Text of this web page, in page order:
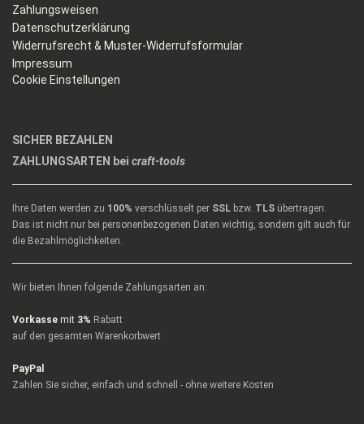
Zahlungsweisen
Datenschutzerklärung
Widerrufsrecht & Muster-Widerrufsformular
Impressum
Cookie Einstellungen
SICHER BEZAHLEN
ZAHLUNGSARTEN bei craft-tools
Ihre Daten werden zu 100% verschlüsselt per SSL bzw. TLS übertragen.
Das ist nicht nur bei personenbezogenen Daten wichtig, sondern gilt auch für
die Bezahlmöglichkeiten.
Wir bieten Ihnen folgende Zahlungsarten an:
Vorkasse mit 3% Rabatt
auf den gesamten Warenkorbwert
PayPal
Zahlen Sie sicher, einfach und schnell - ohne weitere Kosten